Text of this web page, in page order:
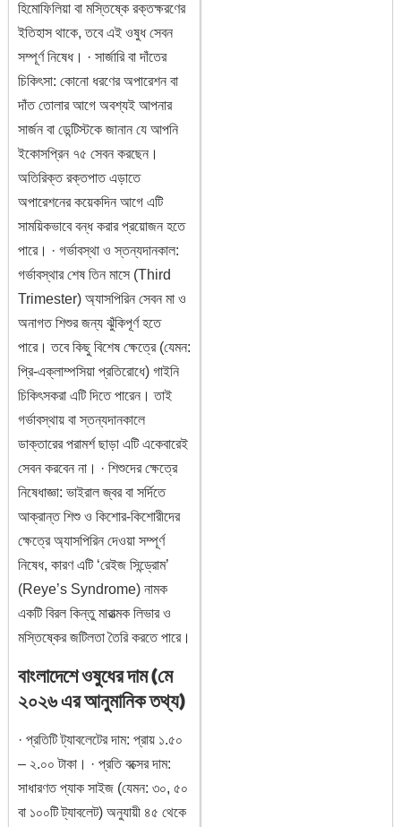
হিমোফিলিয়া বা মস্তিষ্কে রক্তক্ষরণের
ইতিহাস থাকে, তবে এই ওষুধ সেবন
সম্পূর্ণ নিষেধ। · সার্জারি বা দাঁতের
চিকিৎসা: কোনো ধরণের অপারেশন বা
দাঁত তোলার আগে অবশ্যই আপনার
সার্জন বা ডেন্টিস্টকে জানান যে আপনি
ইকোসপ্রিন ৭৫ সেবন করছেন।
অতিরিক্ত রক্তপাত এড়াতে
অপারেশনের কয়েকদিন আগে এটি
সাময়িকভাবে বন্ধ করার প্রয়োজন হতে
পারে। · গর্ভাবস্থা ও স্তন্যদানকাল:
গর্ভাবস্থার শেষ তিন মাসে (Third
Trimester) অ্যাসপিরিন সেবন মা ও
অনাগত শিশুর জন্য ঝুঁকিপূর্ণ হতে
পারে। তবে কিছু বিশেষ ক্ষেত্রে (যেমন:
প্রি-এক্লাম্পসিয়া প্রতিরোধে) গাইনি
চিকিৎসকরা এটি দিতে পারেন। তাই
গর্ভাবস্থায় বা স্তন্যদানকালে
ডাক্তারের পরামর্শ ছাড়া এটি একেবারেই
সেবন করবেন না। · শিশুদের ক্ষেত্রে
নিষেধাজ্ঞা: ভাইরাল জ্বর বা সর্দিতে
আক্রান্ত শিশু ও কিশোর-কিশোরীদের
ক্ষেত্রে অ্যাসপিরিন দেওয়া সম্পূর্ণ
নিষেধ, কারণ এটি ‘রেইজ সিন্ড্রোম’
(Reye’s Syndrome) নামক
একটি বিরল কিন্তু মারাত্মক লিভার ও
মস্তিষ্কের জটিলতা তৈরি করতে পারে।
বাংলাদেশে ওষুধের দাম (মে
২০২৬ এর আনুমানিক তথ্য)
· প্রতিটি ট্যাবলেটের দাম: প্রায় ১.৫০
– ২.০০ টাকা। · প্রতি বক্সের দাম:
সাধারণত প্যাক সাইজ (যেমন: ৩০, ৫০
বা ১০০টি ট্যাবলেট) অনুযায়ী ৪৫ থেকে